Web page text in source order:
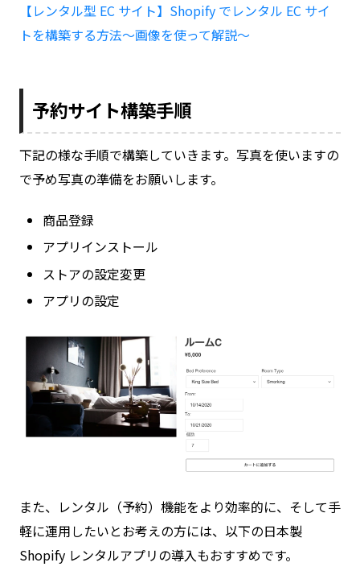
【レンタル型 EC サイト】Shopify でレンタル EC サイ
トを構築する方法〜画像を使って解説〜
予約サイト構築手順
下記の様な手順で構築していきます。写真を使いますの
で予め写真の準備をお願いします。
商品登録
アプリインストール
ストアの設定変更
アプリの設定
また、レンタル（予約）機能をより効率的に、そして手
軽に運用したいとお考えの方には、以下の日本製
Shopify レンタルアプリの導入もおすすめです。